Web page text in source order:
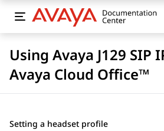
Using Avaya J129 SIP
Avaya Cloud Office™
Setting a headset profile